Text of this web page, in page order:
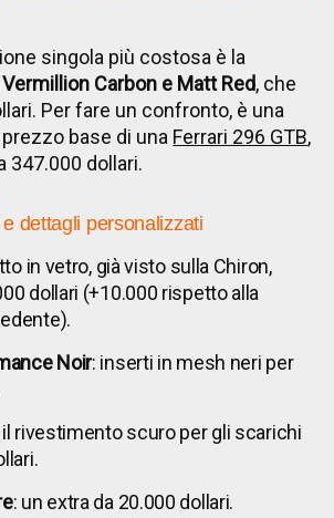
singola più costosa è la
Carbon e Matt Red, che
Per fare un confronto, è una
base di una Ferrari 296 GTB,
347.000 dollari.
dettagli personalizzati
in vetro, già visto sulla Chiron,
dollari (+10.000 rispetto alla
Noir: inserti in mesh neri per
il rivestimento scuro per gli scarichi
: un extra da 20.000 dollari.